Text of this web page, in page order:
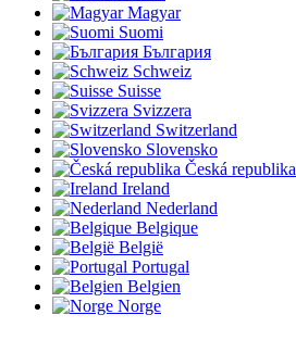
Magyar
Suomi
България
Schweiz
Suisse
Svizzera
Switzerland
Slovensko
Česká republika
Ireland
Nederland
Belgique
België
Portugal
Belgien
Norge